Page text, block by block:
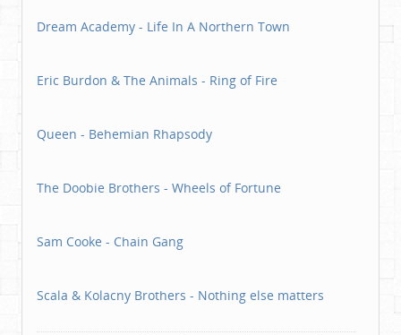
Dream Academy - Life In A Northern Town
Eric Burdon & The Animals - Ring of Fire
Queen - Behemian Rhapsody
The Doobie Brothers - Wheels of Fortune
Sam Cooke - Chain Gang
Scala & Kolacny Brothers - Nothing else matters